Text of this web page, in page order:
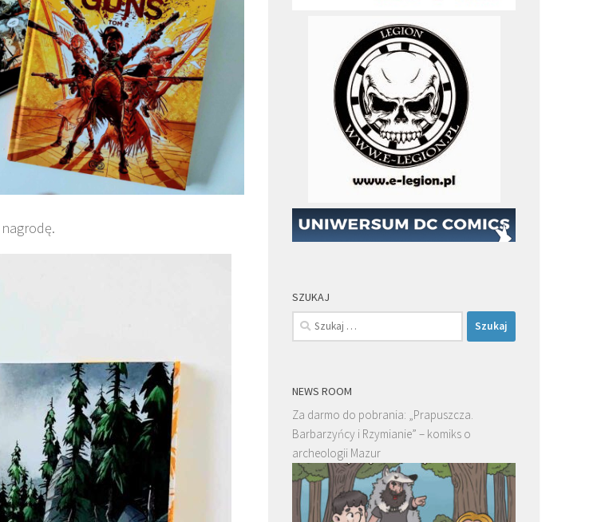
SZUKAJ
Szukaj:
NEWS ROOM
Za darmo do pobrania: „Prapuszcza.
Barbarzyńcy i Rzymianie” – komiks o
archeologii Mazur